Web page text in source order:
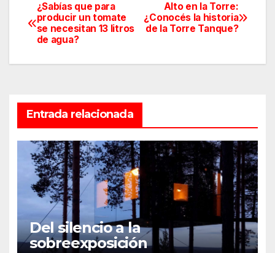
Navegación
de
entradas
Alto en la Torre:
¿Conocés la historia
de la Torre Tanque?
¿Sabías que para
producir un tomate
se necesitan 13 litros
de agua?
Entrada relacionada
Del silencio a la
sobreexposición